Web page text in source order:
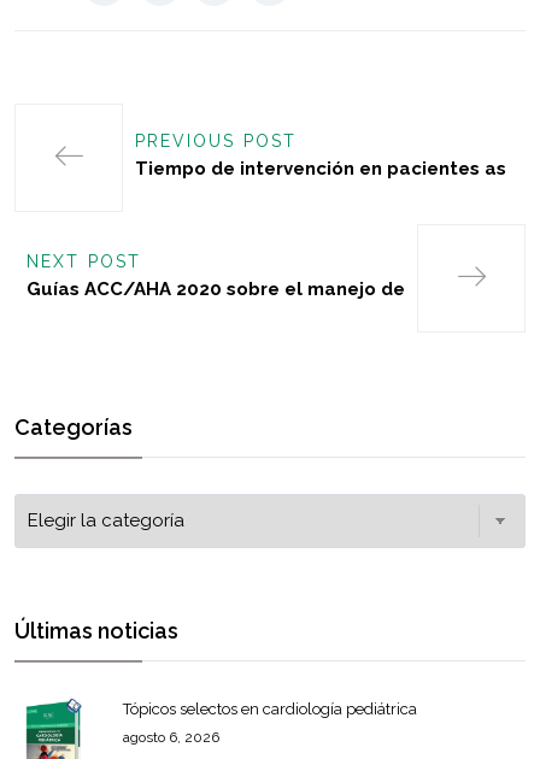
PREVIOUS POST
Tiempo de intervención en pacientes as
NEXT POST
Guías ACC/AHA 2020 sobre el manejo de
Categorías
Últimas noticias
Tópicos selectos en cardiología pediátrica
agosto 6, 2026